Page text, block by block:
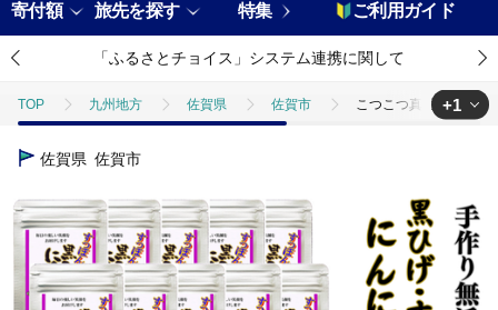
寄付額 旅先を探す 特集 ご利用ガイド
「ふるさとチョイス」システム連携に関して
TOP 九州地方 佐賀県 佐賀市 こつこつ真面目に作っ
TOP
+1
佐賀県 佐賀市